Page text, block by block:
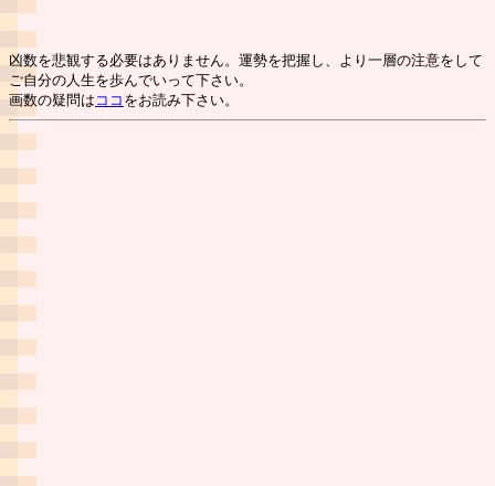
凶数を悲観する必要はありません。運勢を把握し、より一層の注意をして
ご自分の人生を歩んでいって下さい。
画数の疑問は ココ をお読み下さい。